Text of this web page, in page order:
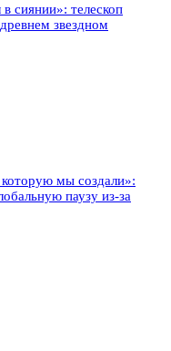
сиянии»: телескоп
звездном
мы создали»:
паузу из-за